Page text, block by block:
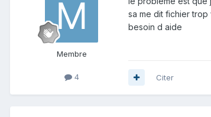
Membre
4
sa me dit fichier trop
besoin d aide
Citer